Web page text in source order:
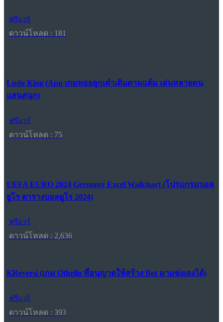
ฟรีแวร์
ดาวน์โหลด : 181
Ludo King (App เกมทอยลูกเต๋าเดินตามแต้ม เล่นหลายคน
แสนสนุก)
ฟรีแวร์
ดาวน์โหลด : 75
UEFA EURO 2024 Germany Excel Wallchart (โปรแกรมบอล
ยูโร ตารางบอลยูโร 2024)
ฟรีแวร์
ดาวน์โหลด : 2,636
KReversi (เกม Othello ที่อนุญาตให้สร้าง Bot มาแข่งเองได้)
ฟรีแวร์
ดาวน์โหลด : 393